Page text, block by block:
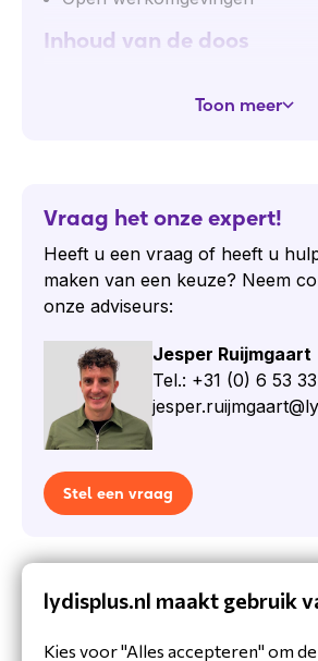
Inhoud van de doos
3,5mm aansluiting en USB-C
Cisco is een wereldwijd bekend
technologiebedrijf dat
netwerkoplossingen en
communicatietechnologie. Ze
betrouwbare producten die
klanttevredenheid hoog in het
staan. Met hun focus op goede
duurzaamheid en gebruiksgemak
oplossingen voor individuele
grote bedrijven. Ze blijven
hebben een breed assortiment
waardoor ze een vertrouwde
Specificaties Cisco CP-
USBC
headsetgebruik mogelijk met
Toon meer
Vraag het onze expert!
Heeft u een vraag of heeft u
maken van een keuze? Neem
onze adviseurs:
Jesper Ruijmgaart
Tel.: +31 (0) 6 53
Stel een vraag
Specificaties
lydisplus.nl maakt gebruik
Kies voor "Alles accepteren" om